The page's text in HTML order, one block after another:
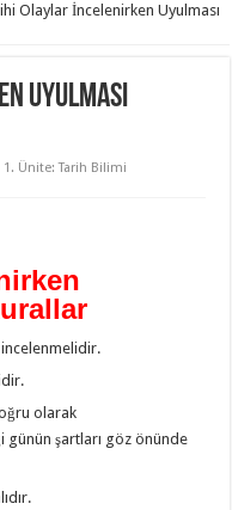
Olaylar İncelenirken Uyulması
Uyulması
1. Ünite: Tarih Bilimi
olarak
günün şartları göz önünde